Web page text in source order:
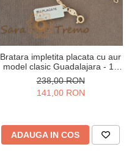
Bratara impletita placata cu aur
model clasic Guadalajara - 19
cm
238,00 RON
141,00 RON
ADAUGA IN COS